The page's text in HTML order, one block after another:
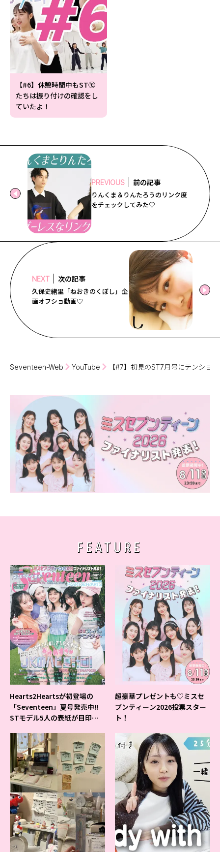
【#6】休憩時間中もST㋲
たちは振り付けの確認をし
ていたよ！
PREVIOUS 前の記事
りんくま＆りんたろうのリンク度
をチェックしてみた♡
NEXT 次の記事
久保史緒里「ねおきのくぼし」企
画オフショ動画♡
Seventeen-Web YouTube 【#7】初見のST7月号にテンショ
FEATURE
Hearts2Heartsが初登場の
「Seventeen」夏号発売中!!
STモデル5人の表紙が目印だ
超豪華プレゼントも♡ミスセ
ブンティーン2026投票スター
ト！